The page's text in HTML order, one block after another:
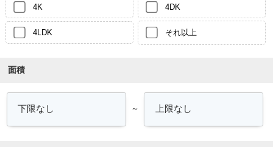
4K 4DK
4LDK それ以上
面積
～